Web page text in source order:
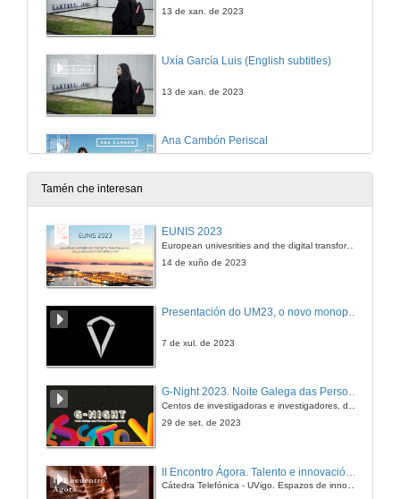
13 de xan. de 2023
Uxía García Luis (English subtitles)
13 de xan. de 2023
Ana Cambón Periscal
13 de xan. de 2023
13 de xan. de 2023
13 de xan. de 2023
30 de xan. de 2023
Tamén che interesan
EUNIS 2023
European univesrities and the digital transformation: challenges and opportunities ahead
14 de xuño de 2023
7 de xul. de 2023
G-Night 2023. Noite Galega das Persoas Investigadoras. Conciencias creativas
29 de set. de 2023
Cátedra Telefónica - UVigo. Espazos de innovación